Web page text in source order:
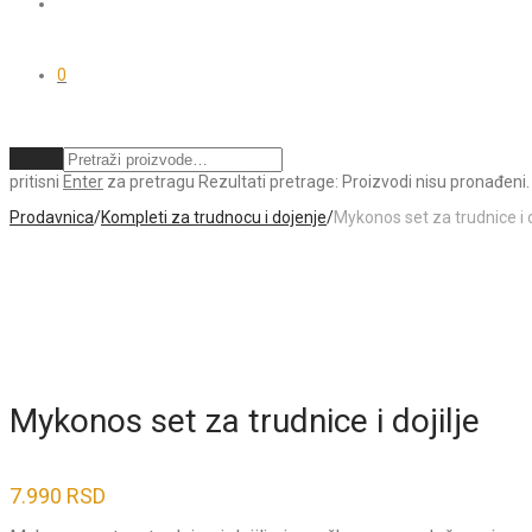
0
pritisni Enter za pretragu Rezultati pretrage: Proizvodi nisu pronađeni.
Prodavnica/Kompleti za trudnocu i dojenje/Mykonos set za trudnice i
Mykonos set za trudnice i dojilje
7.990 RSD